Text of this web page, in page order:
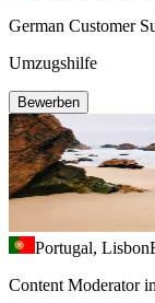
German Customer
Umzugshilfe
Bewerben
Portugal, Lisbon
Content Moderator